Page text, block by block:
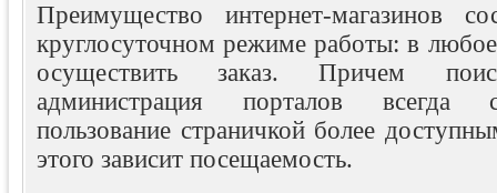
Преимущество интернет-магазинов
круглосуточном режиме работы: в
осуществить заказ. Причем
администрация порталов всегда
пользование страничкой более
этого зависит посещаемость.